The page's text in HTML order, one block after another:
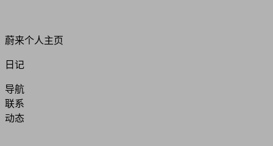
蔚来个人主页
日记
导航
联系
动态